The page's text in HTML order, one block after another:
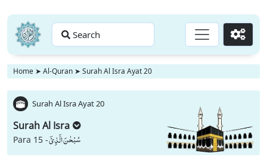
Search Go
Home ➤ Al-Quran ➤ Surah Al Isra Ayat 20
Surah Al Isra Ayat 20
Surah Al Isra
Para 15 -سُبْحٰنَ الَّذِیْۤ